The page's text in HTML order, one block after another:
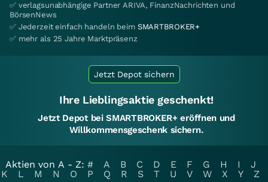
✅ verlagsunabhängige Partner ARIVA, FinanzNachrichten und
BörsenNews
✅ Jederzeit einfach handeln beim SMARTBROKER+
✅ mehr als 25 Jahre Marktpräsenz
Jetzt Depot sichern
Ihre Lieblingsaktie geschenkt!
Jetzt Depot bei SMARTBROKER+ eröffnen und
Willkommensgeschenk sichern.
Aktien von A - Z: # A B C D E F G H I
J
K
L M N O P Q R S T U V W X Y
Z